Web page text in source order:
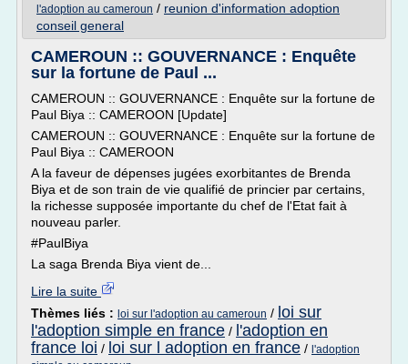
l'adoption au cameroun / reunion d'information adoption
conseil general
CAMEROUN :: GOUVERNANCE : Enquête
sur la fortune de Paul ...
CAMEROUN :: GOUVERNANCE : Enquête sur la fortune de
Paul Biya :: CAMEROON [Update]
CAMEROUN :: GOUVERNANCE : Enquête sur la fortune de
Paul Biya :: CAMEROON
A la faveur de dépenses jugées exorbitantes de Brenda
Biya et de son train de vie qualifié de princier par certains,
la richesse supposée importante du chef de l'Etat fait à
nouveau parler.
#PaulBiya
La saga Brenda Biya vient de...
Lire la suite
Thèmes liés : loi sur l'adoption au cameroun / loi sur
l'adoption simple en france / l'adoption en
france loi / loi sur l adoption en france / l'adoption